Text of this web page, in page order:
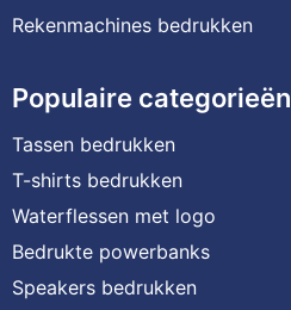
Rekenmachines bedrukken
Populaire categorieën
Tassen bedrukken
T-shirts bedrukken
Waterflessen met logo
Bedrukte powerbanks
Speakers bedrukken